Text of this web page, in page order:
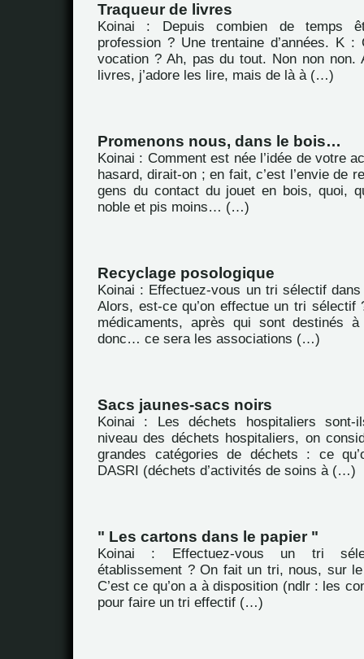
Traqueur de livres
Koinai : Depuis combien de temps
profession ? Une trentaine d’années. K :
vocation ? Ah, pas du tout. Non non non.
livres, j’adore les lire, mais de là à (…)
Promenons nous, dans le bois…
Koinai : Comment est née l’idée de votre
hasard, dirait-on ; en fait, c’est l’envie de
gens du contact du jouet en bois, quoi,
noble et pis moins… (…)
Recyclage posologique
Koinai : Effectuez-vous un tri sélectif
Alors, est-ce qu’on effectue un tri sélectif
médicaments, après qui sont destinés
donc… ce sera les associations (…)
Sacs jaunes-sacs noirs
Koinai : Les déchets hospitaliers
niveau des déchets hospitaliers, on
grandes catégories de déchets : ce
DASRI (déchets d’activités de soins à (…)
" Les cartons dans le papier "
Koinai : Effectuez-vous un tri
établissement ? On fait un tri, nous, sur
C’est ce qu’on a à disposition (ndlr : les
pour faire un tri effectif (…)